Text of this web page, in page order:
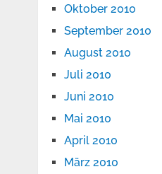
Oktober 2010
September 2010
August 2010
Juli 2010
Juni 2010
Mai 2010
April 2010
März 2010